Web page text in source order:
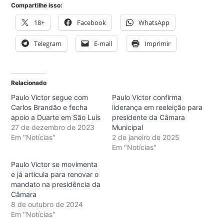
Compartilhe isso:
18+ Facebook WhatsApp
Telegram E-mail Imprimir
Relacionado
Paulo Victor segue com
Carlos Brandão e fecha
apoio a Duarte em São Luís
27 de dezembro de 2023
Em "Notícias"
Paulo Victor confirma
liderança em reeleição para
presidente da Câmara
Municipal
2 de janeiro de 2025
Em "Notícias"
Paulo Victor se movimenta
e já articula para renovar o
mandato na presidência da
Câmara
8 de outubro de 2024
Em "Notícias"